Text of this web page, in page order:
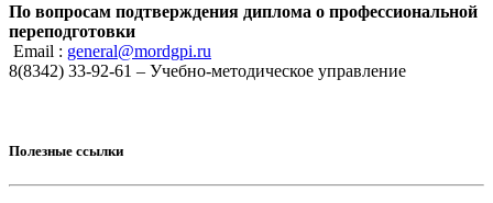
По вопросам подтверждения диплома о профессиональной
переподготовки
Email : general@mordgpi.ru
8(8342) 33-92-61 – Учебно-методическое управление
Полезные ссылки